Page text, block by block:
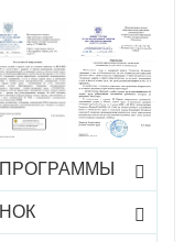
ПРОГРАММЫ
НОК